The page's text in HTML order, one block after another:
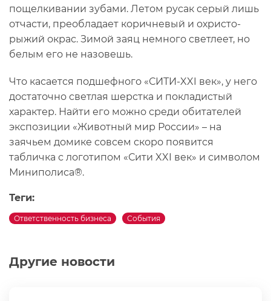
Другие новости
пощелкивании зубами. Летом русак серый лишь
отчасти, преобладает коричневый и охристо-
рыжий окрас. Зимой заяц немного светлеет, но
белым его не назовешь.
Что касается подшефного «СИТИ-XXI век», у него
достаточно светлая шерстка и покладистый
характер. Найти его можно среди обитателей
экспозиции «Животный мир России» – на
заячьем домике совсем скоро появится
табличка с логотипом «Сити XXI век» и символом
Миниполиса®.
Теги:
Ответственность бизнеса События